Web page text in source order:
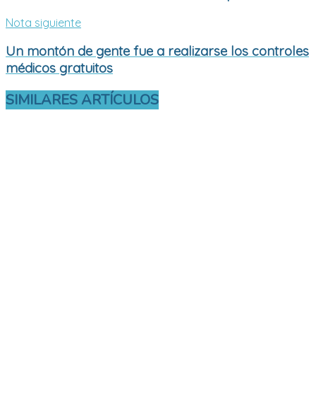
Nota siguiente
Un montón de gente fue a realizarse los controles
médicos gratuitos
SIMILARES ARTÍCULOS